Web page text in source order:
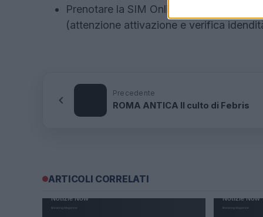
Prenotare la SIM Online e ritirarla in un
(attenzione attivazione e verifica
Precedente
ROMA ANTICA Il culto di Febris
ARTICOLI CORRELATI